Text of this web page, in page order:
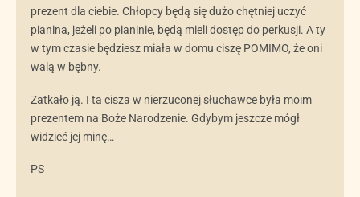
prezent dla ciebie. Chłopcy będą się dużo chętniej uczyć
pianina, jeżeli po pianinie, będą mieli dostęp do perkusji. A ty
w tym czasie będziesz miała w domu ciszę POMIMO, że oni
walą w bębny.
Zatkało ją. I ta cisza w nierzuconej słuchawce była moim
prezentem na Boże Narodzenie. Gdybym jeszcze mógł
widzieć jej minę…
PS